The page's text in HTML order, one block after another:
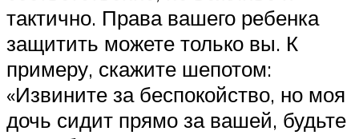
тактично. Права вашего ребенка
защитить можете только вы. К
примеру, скажите шепотом:
«Извините за беспокойство, но моя
дочь сидит прямо за вашей, будьте